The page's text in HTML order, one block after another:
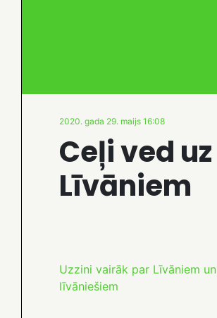
2020. gada 29. maijs 16:08
Ceļi ved uz
Līvāniem
Uzzini vairāk par Līvāniem un
līvāniešiem